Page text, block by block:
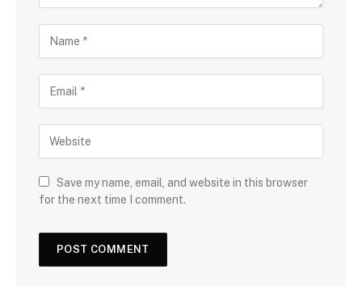
Save my name, email, and website in this browser
for the next time I comment.